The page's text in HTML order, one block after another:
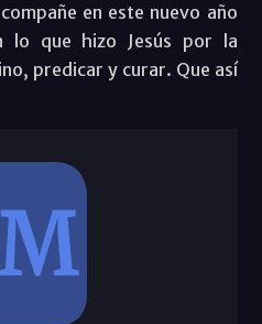
en este nuevo año
lo que hizo Jesús por la
predicar y curar. Que así